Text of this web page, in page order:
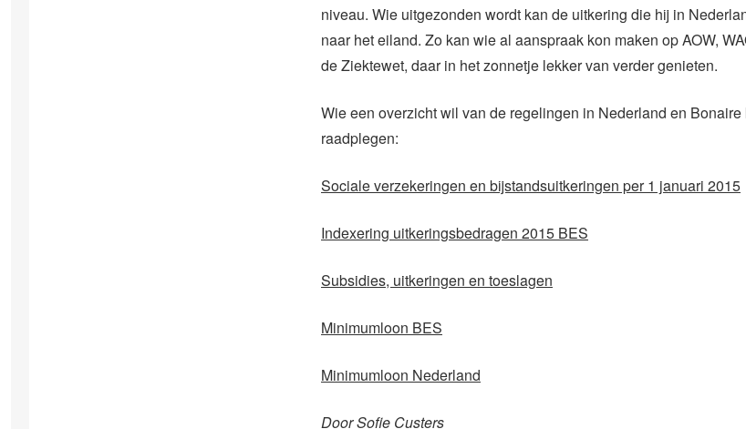
niveau. Wie uitgezonden wordt kan de uitkering die hij in
naar het eiland. Zo kan wie al aanspraak kon maken op AOW,
de Ziektewet, daar in het zonnetje lekker van verder genieten.
Wie een overzicht wil van de regelingen in Nederland en
raadplegen:
Sociale verzekeringen en bijstandsuitkeringen per 1 januari 2015
Indexering uitkeringsbedragen 2015 BES
Subsidies, uitkeringen en toeslagen
Minimumloon BES
Minimumloon Nederland
Door Sofie Custers